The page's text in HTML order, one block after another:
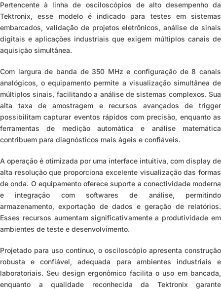
Pertencente à linha de osciloscópios de alto desempenho da
Tektronix, esse modelo é indicado para testes em sistemas
embarcados, validação de projetos eletrônicos, análise de sinais
digitais e aplicações industriais que exigem múltiplos canais de
aquisição simultânea.
Com largura de banda de 350 MHz e configuração de8 canais
analógicos, o equipamento permite a visualização simultânea de
múltiplos sinais, facilitando a análise de sistemas complexos. Sua
alta taxa de amostragem e recursos avançados de trigger
possibilitam capturar eventos rápidos com precisão, enquanto as
ferramentas de medição automática e análise matemática
contribuem para diagnósticos mais ágeis e confiáveis.
A operação é otimizada por uma interface intuitiva, com display de
alta resolução que proporciona excelente visualização das formas
de onda. O equipamento oferece suporte a conectividade moderna
e integração com softwares de análise, permitindo
armazenamento, exportação de dados e geração de relatórios.
Esses recursos aumentam significativamente a produtividade em
ambientes de teste e desenvolvimento.
Projetado para uso contínuo, o osciloscópio apresenta construção
robusta e confiável, adequada para ambientes industriais e
laboratoriais. Seu design ergonômico facilita o uso em bancada,
enquanto a qualidade reconhecida da Tektronix garante